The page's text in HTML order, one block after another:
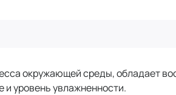
окружающей среды, обладает
и уровень увлажненности.